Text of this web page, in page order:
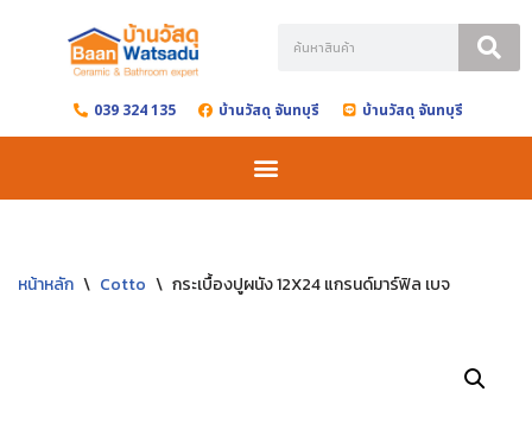
content 039 324 135 บ้านวัสดุ จันทบุรี บ้านวัสดุ จันทบุรี
หน้าหลัก \ Cotto \ กระเบื้องปูผนัง 12X24 แกรนด์มาร์ฟิล เบจ